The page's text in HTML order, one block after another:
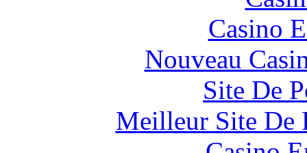
Casino
Nouveau
Site De
Meilleur Site De